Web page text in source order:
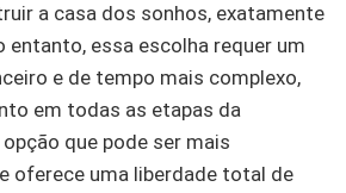
a casa dos sonhos, exatamente
entanto, essa escolha requer um
e de tempo mais complexo,
em todas as etapas da
que pode ser mais
oferece uma liberdade total de